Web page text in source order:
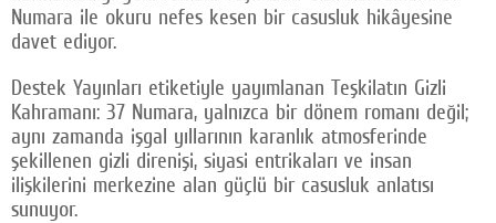
Numara ile okuru nefes kesen bir casusluk hikâyesine
davet ediyor.
Destek Yayınları etiketiyle yayımlanan Teşkilatın Gizli
Kahramanı: 37 Numara, yalnızca bir dönem romanı değil;
aynı zamanda işgal yıllarının karanlık atmosferinde
şekillenen gizli direnişi, siyasi entrikaları ve insan
ilişkilerini merkezine alan güçlü bir casusluk anlatısı
sunuyor.